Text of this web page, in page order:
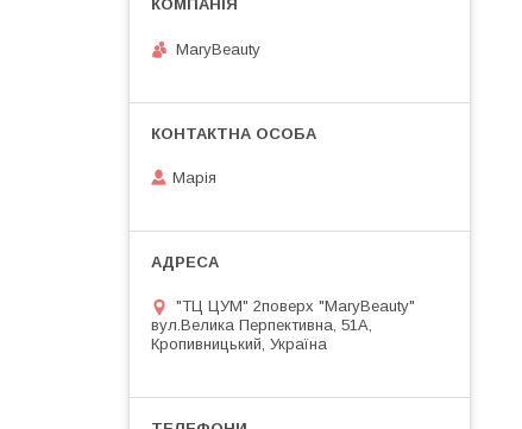
MaryBeauty
Марія
"ТЦ ЦУМ" 2поверх "MaryBeauty"
вул.Велика Перпективна, 51А,
Кропивницький, Україна